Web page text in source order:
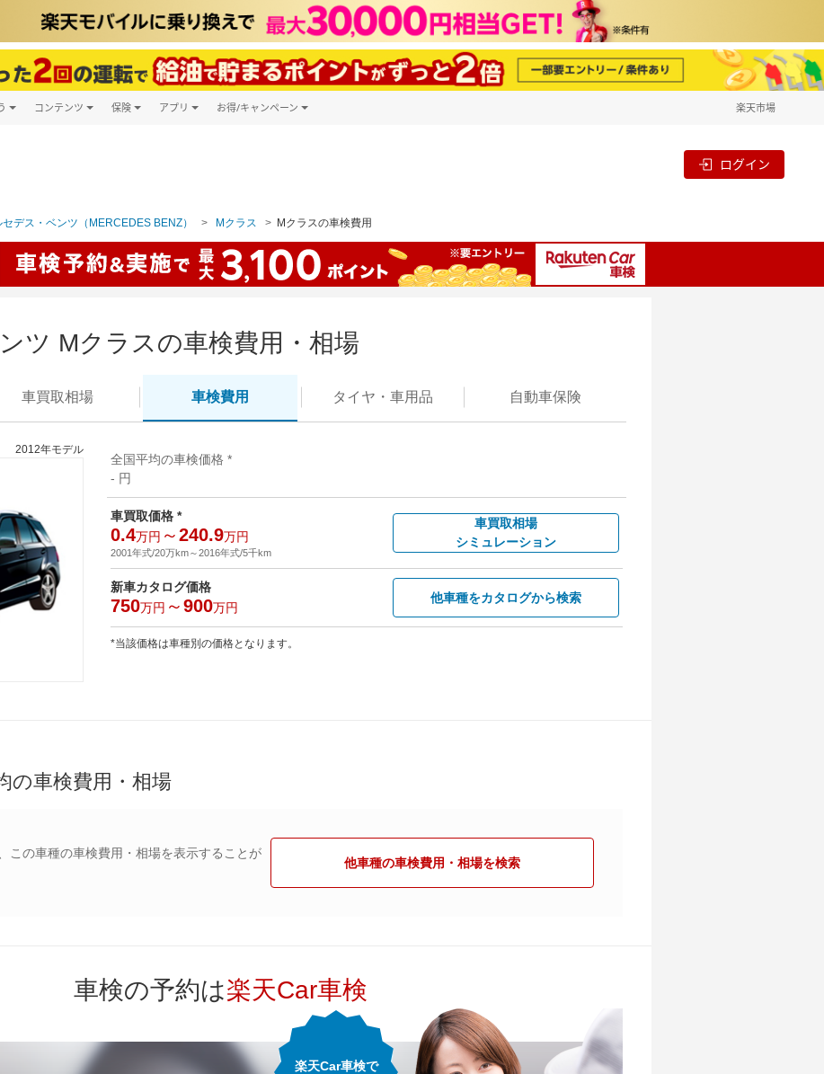
コンテンツ 保険 アプリ お得/キャンペーン 楽天市場
ログイン
セデス・ベンツ（MERCEDES BENZ） Mクラス Mクラスの車検費用
ツ Mクラスの車検費用・相場
車買取相場 車検費用 タイヤ・ 車用品 自動車保険
2012年モデル
全国平均の車検価格 *
- 円
車買取価格 *
0.4万円 ～240.9万円
2001年式/20万km～2016年式/5千km
車買取相場
シミュレーション
新車カタログ価格
750万円 ～900万円
他車種をカタログから検索
*当該価格は車種別の価格となります。
の車検費用・相場
この車種の車検費用・相場を表示することが
他車種の車検費用・相場を検索
車検の予約は楽天Car車検
楽天Car車検で